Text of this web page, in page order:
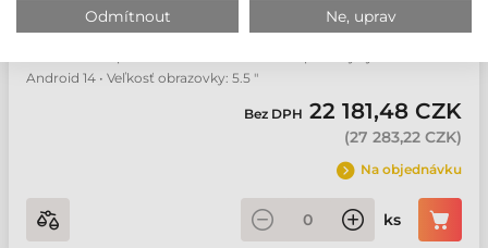
Používateľské prostredie: Firemní • Prevedenie: Ruční •
Technológia čítania: 2D Area Imager • Vzdialenosť čítania:
Android 14 • Veľkosť obrazovky: 5.5 "
Bez DPH 22 181,48 CZK
(27 283,22 CZK)
Na objednávku
ks
Odmítnout Ne, uprav